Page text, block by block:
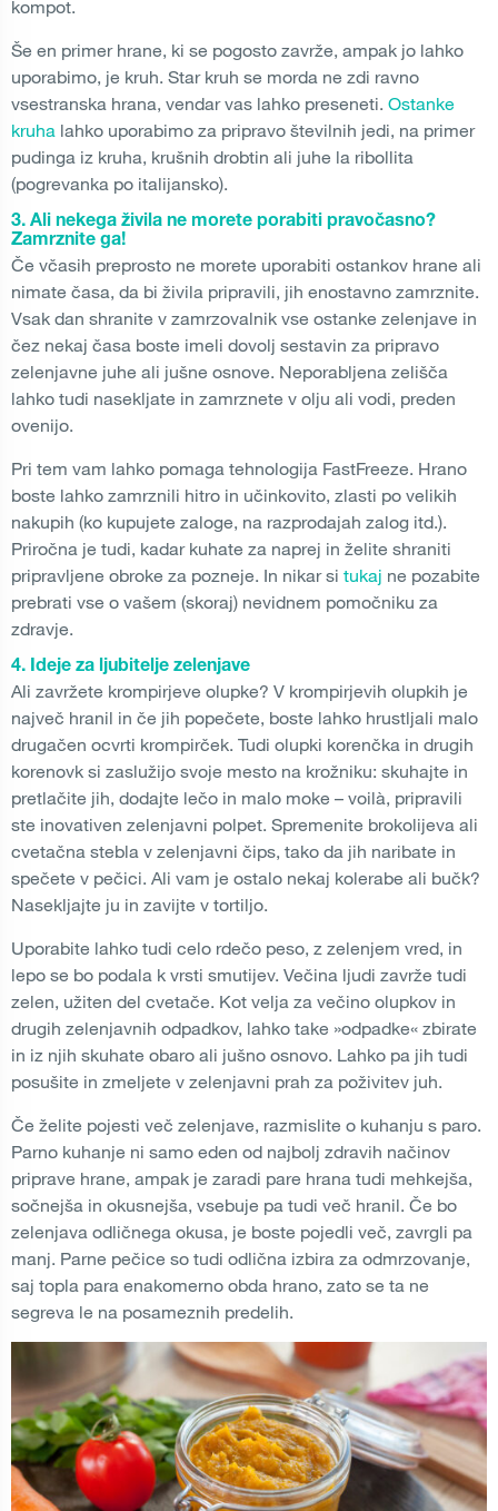
kompot.
Še en primer hrane, ki se pogosto zavrže, ampak jo lahko
uporabimo, je kruh. Star kruh se morda ne zdi ravno
vsestranska hrana, vendar vas lahko preseneti. Ostanke
kruha lahko uporabimo za pripravo številnih jedi, na primer
pudinga iz kruha, krušnih drobtin ali juhe la ribollita
(pogrevanka po italijansko).
3. Ali nekega živila ne morete porabiti pravočasno?
Zamrznite ga!
Če včasih preprosto ne morete uporabiti ostankov hrane ali
nimate časa, da bi živila pripravili, jih enostavno zamrznite.
Vsak dan shranite v zamrzovalnik vse ostanke zelenjave in
čez nekaj časa boste imeli dovolj sestavin za pripravo
zelenjavne juhe ali jušne osnove. Neporabljena zelišča
lahko tudi nasekljate in zamrznete v olju ali vodi, preden
ovenijo.
Pri tem vam lahko pomaga tehnologija FastFreeze. Hrano
boste lahko zamrznili hitro in učinkovito, zlasti po velikih
nakupih (ko kupujete zaloge, na razprodajah zalog itd.).
Priročna je tudi, kadar kuhate za naprej in želite shraniti
pripravljene obroke za pozneje. In nikar si tukaj ne pozabite
prebrati vse o vašem (skoraj) nevidnem pomočniku za
zdravje.
4. Ideje za ljubitelje zelenjave
Ali zavržete krompirjeve olupke? V krompirjevih olupkih je
največ hranil in če jih popečete, boste lahko hrustljali malo
drugačen ocvrti krompirček. Tudi olupki korenčka in drugih
korenovk si zaslužijo svoje mesto na krožniku: skuhajte in
pretlačite jih, dodajte lečo in malo moke – voilà, pripravili
ste inovativen zelenjavni polpet. Spremenite brokolijeva ali
cvetačna stebla v zelenjavni čips, tako da jih naribate in
spečete v pečici. Ali vam je ostalo nekaj kolerabe ali bučk?
Nasekljajte ju in zavijte v tortiljo.
Uporabite lahko tudi celo rdečo peso, z zelenjem vred, in
lepo se bo podala k vrsti smutijev. Večina ljudi zavrže tudi
zelen, užiten del cvetače. Kot velja za večino olupkov in
drugih zelenjavnih odpadkov, lahko take »odpadke« zbirate
in iz njih skuhate obaro ali jušno osnovo. Lahko pa jih tudi
posušite in zmeljete v zelenjavni prah za poživitev juh.
Če želite pojesti več zelenjave, razmislite o kuhanju s paro.
Parno kuhanje ni samo eden od najbolj zdravih načinov
priprave hrane, ampak je zaradi pare hrana tudi mehkejša,
sočnejša in okusnejša, vsebuje pa tudi več hranil. Če bo
zelenjava odličnega okusa, je boste pojedli več, zavrgli pa
manj. Parne pečice so tudi odlična izbira za odmrzovanje,
saj topla para enakomerno obda hrano, zato se ta ne
segreva le na posameznih predelih.